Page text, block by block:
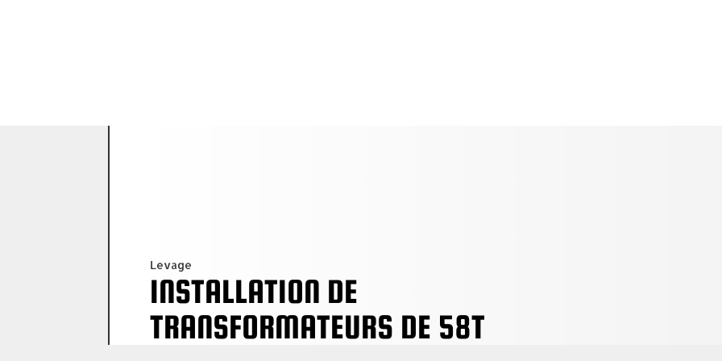
Levage
INSTALLATION DE
TRANSFORMATEURS DE 58T